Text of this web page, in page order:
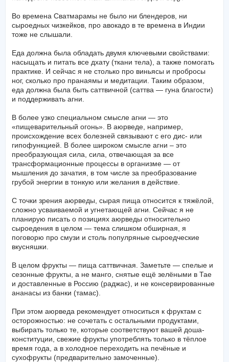
Во времена Сватмарамы не было ни блендеров, ни
сыроедных чизкейков, про авокадо в те времена в Индии
тоже не слышали.
Еда должна была обладать двумя ключевыми свойствами:
насыщать и питать все дхату (ткани тела), а также помогать
практике. И сейчас я не столько про виньясы и пробросы
ног, сколько про пранаямы и медитации. Таким образом,
еда должна была быть саттвичной (саттва — гуна благости)
и поддерживать агни.
В более узко специальном смысле агни — это
«пищеварительный огонь». В аюрведе, например,
происхождение всех болезней связывают с его дис- или
гипофункцией. В более широком смысле агни – это
преобразующая сила, сила, отвечающая за все
трансформационные процессы в организме — от
мышления до зачатия, в том числе за преобразование
грубой энергии в тонкую или желания в действие.
С точки зрения аюрведы, сырая пища относится к тяжёлой,
сложно усваиваемой и угнетающей агни. Сейчас я не
планирую писать о позициях аюрведы относительно
сыроедения в целом — тема слишком обширная, я
поговорю про смузи и столь популряные сыроедческие
вкусняшки.
В целом фрукты — пища саттвичная. Заметьте — спелые и
сезонные фрукты, а не манго, снятые ещё зелёными в Тае
и доставленные в Россию (раджас), и не консервированные
ананасы из банки (тамас).
При этом аюрведа рекомендует относиться к фруктам с
осторожностью: не сочетать с остальными продуктами,
выбирать только те, которые соответствуют вашей доша-
конституции, свежие фрукты употреблять только в тёплое
время года, а в холодное переходить на печёные и
сухофрукты (предварительно замоченные).